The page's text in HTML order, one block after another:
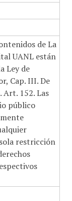
de La
UANL están
Ley de
Cap. III. De
152. Las
público
restricción